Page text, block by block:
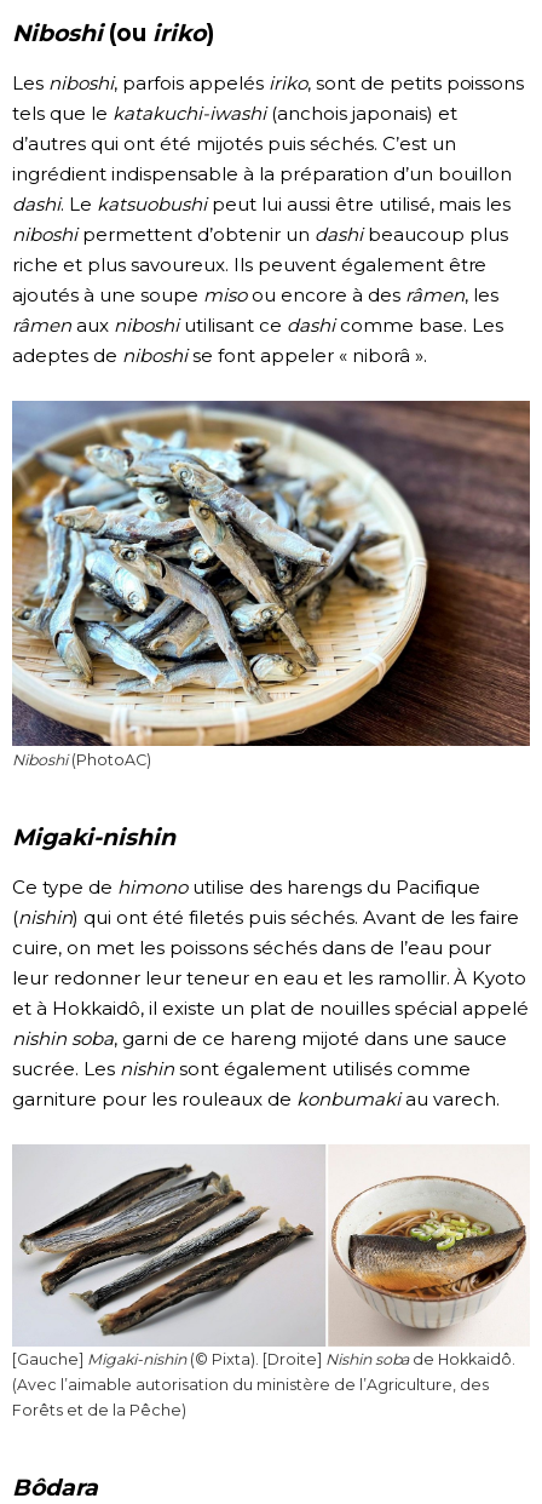
Niboshi(ou iriko)
Les niboshi, parfois appelés iriko, sont de petits poissons
tels que le katakuchi-iwashi(anchois japonais) et
d’autres qui ont été mijotés puis séchés. C’est un
ingrédient indispensable à la préparation d’un bouillon
dashi. Le katsuobushipeut lui aussi être utilisé, mais les
niboshipermettent d’obtenir un dashibeaucoup plus
riche et plus savoureux. Ils peuvent également être
ajoutés à une soupe misoou encore à des râmen, les
râmenaux niboshiutilisant ce dashicomme base. Les
adeptes de niboshise font appeler « niborâ ».
Niboshi(PhotoAC)
Migaki-nishin
Ce type de himonoutilise des harengs du Pacifique
(nishin) qui ont été filetés puis séchés. Avant de les faire
cuire, on met les poissons séchés dans de l’eau pour
leur redonner leur teneur en eau et les ramollir. À Kyoto
et à Hokkaidô, il existe un plat de nouilles spécial appelé
nishin soba, garni de ce hareng mijoté dans une sauce
sucrée. Les nishinsont également utilisés comme
garniture pour les rouleaux de konbumakiau varech.
[Gauche] Migaki-nishin(© Pixta). [Droite] Nishin sobade Hokkaidô.
(Avec l’aimable autorisation du ministère de l’Agriculture, des
Forêts et de la Pêche)
Bôdara